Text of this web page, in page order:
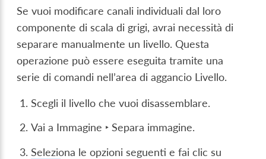
Se vuoi modificare canali individuali dal loro
componente di scala di grigi, avrai necessità di
separare manualmente un livello. Questa
operazione può essere eseguita tramite una
serie di comandi nell’area di aggancio Livello.
Scegli il livello che vuoi disassemblare.
Vai a Immagine ‣ Separa immagine.
Seleziona le opzioni seguenti e fai clic su